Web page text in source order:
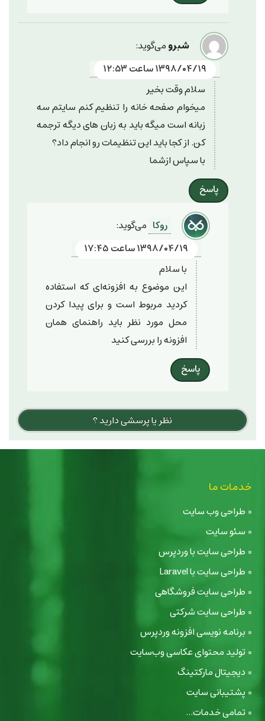
شبرومی‌گوید:
۱۳۹۸/۰۴/۱۹ ساعت ۱۲:۵۳
سلام وقت بخیر
میخوام صفحه خانه را تنظیم کنم سایتم سه
زبانه است میگه باید به زبان های دیگه ترجمه
کن. از کجا باید این تنظیمات رو انجام داد؟
با سپاس ازشما
پاسخ
روکا می‌گوید:
۱۳۹۸/۰۴/۱۹ ساعت ۱۷:۴۵
با سلام
این موضوع به افزونه‌ای که استفاده
کردید مربوط است و برای پیدا کردن
محل مورد نظر باید راهنمای همان
افزونه را بررسی کنید
پاسخ
نظر یا پرسشی دارید ؟
خدمات ما
طراحی وب سایت
سئو سایت
طراحی سایت با وردپرس
طراحی سایت با Laravel
طراحی سایت فروشگاهی
طراحی سایت شرکتی
برنامه نویسی افزونه وردپرس
تولید محتوای عکاسی وب‌سایت
دیجیتال مارکتینگ
پشتیبانی سایت
تمامی خدمات...